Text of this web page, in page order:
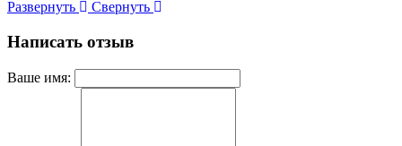
Развернуть Свернуть
Написать отзыв
Ваше имя: